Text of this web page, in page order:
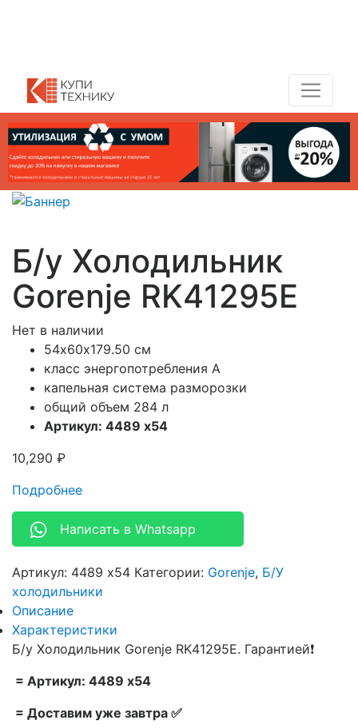
Б/у Холодильник
Gorenje RK41295E
Нет в наличии
54х60х179.50 см
класс энергопотребления A
капельная система разморозки
общий объем 284 л
Артикул: 4489 x54
10,290 ₽
Подробнее
Написать в Whatsapp
Артикул: 4489 x54 Категории: Gorenje, Б/У
холодильники
Описание
Характеристики
Б/у Холодильник Gorenje RK41295E. Гарантией❗
= Артикул: 4489 x54
= Доставим уже завтра ✅